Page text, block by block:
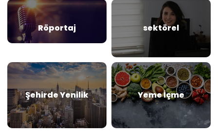
Röportaj sektörel
Şehirde Yenilik Yeme İçme